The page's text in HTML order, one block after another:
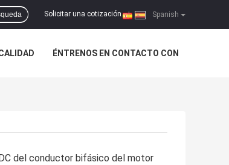
Spanish
Solicitar una cotización |
ÉNTRENOS EN CONTACTO CON
del conductor bifásico del motor